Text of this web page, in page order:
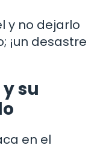
y no dejarlo
¡un desastre
su
en el